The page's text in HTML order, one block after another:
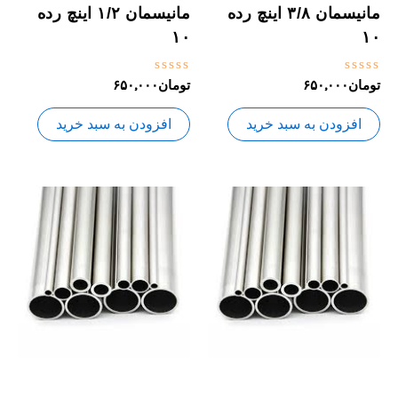
مانیسمان ۳/۸ اینچ رده
۱۰
نمره
0
از
5
تومان۶۵۰,۰۰۰
افزودن به سبد خرید
مانیسمان ۱/۲ اینچ رده
۱۰
نمره
0
از
5
تومان۶۵۰,۰۰۰
افزودن به سبد خرید